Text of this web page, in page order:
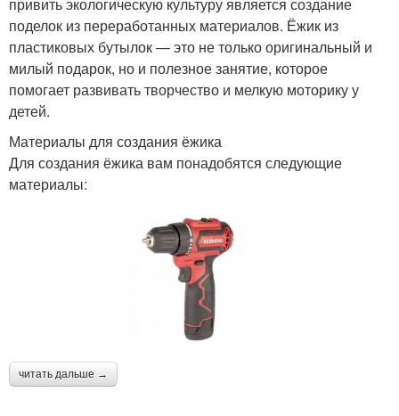
поделок из переработанных материалов. Ёжик из
пластиковых бутылок — это не только оригинальный и
милый подарок, но и полезное занятие, которое
помогает развивать творчество и мелкую моторику у
детей.
Материалы для создания ёжика
Для создания ёжика вам понадобятся следующие
материалы:
читать дальше →